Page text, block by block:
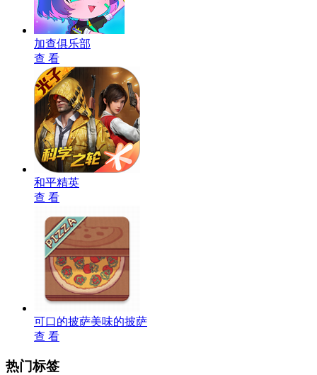
加查俱乐部
查 看
和平精英
查 看
可口的披萨美味的披萨
查 看
热门标签